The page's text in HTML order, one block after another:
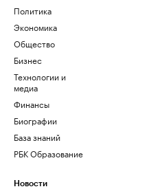
Политика
Экономика
Общество
Бизнес
Технологии и
медиа
Финансы
Биографии
База знаний
РБК Образование
Новости